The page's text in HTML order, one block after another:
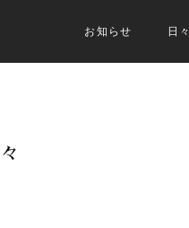
お知らせ 日々